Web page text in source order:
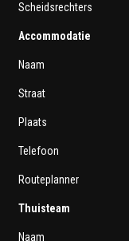
Scheidsrechters
Accommodatie
Naam
Straat
Plaats
Telefoon
Routeplanner
Thuisteam
Naam